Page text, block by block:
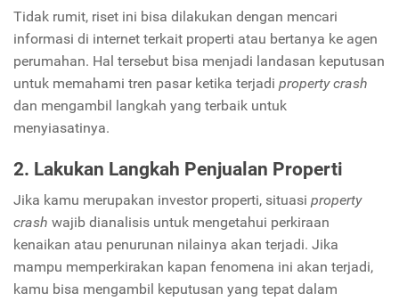
Tidak rumit, riset ini bisa dilakukan dengan mencari
informasi di internet terkait properti atau bertanya ke agen
perumahan. Hal tersebut bisa menjadi landasan keputusan
untuk memahami tren pasar ketika terjadi property crash
dan mengambil langkah yang terbaik untuk
menyiasatinya.
2. Lakukan Langkah Penjualan Properti
Jika kamu merupakan investor properti, situasi property
crash wajib dianalisis untuk mengetahui perkiraan
kenaikan atau penurunan nilainya akan terjadi. Jika
mampu memperkirakan kapan fenomena ini akan terjadi,
kamu bisa mengambil keputusan yang tepat dalam